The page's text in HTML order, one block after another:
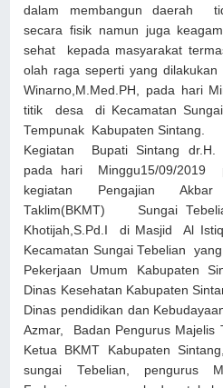
dalam membangun daerah
secara fisik namun juga
sehat kepada masyarakat
olah raga seperti yang
Winarno,M.Med.PH, pada hari
titik desa di Kecamatan Sungai
Tempunak Kabupaten Sintang.
Kegiatan Bupati Sintang dr.H.
pada hari Minggu15/09/
kegiatan Pengajian Akbar
Taklim(BKMT) Sungai
Khotijah,S.Pd.I di Masjid Al
Kecamatan Sungai Tebelian
Pekerjaan Umum Kabupaten
Dinas Kesehatan Kabupaten
Dinas pendidikan dan
Azmar, Badan Pengurus Majelis
Ketua BKMT Kabupaten
sungai Tebelian, pengurus